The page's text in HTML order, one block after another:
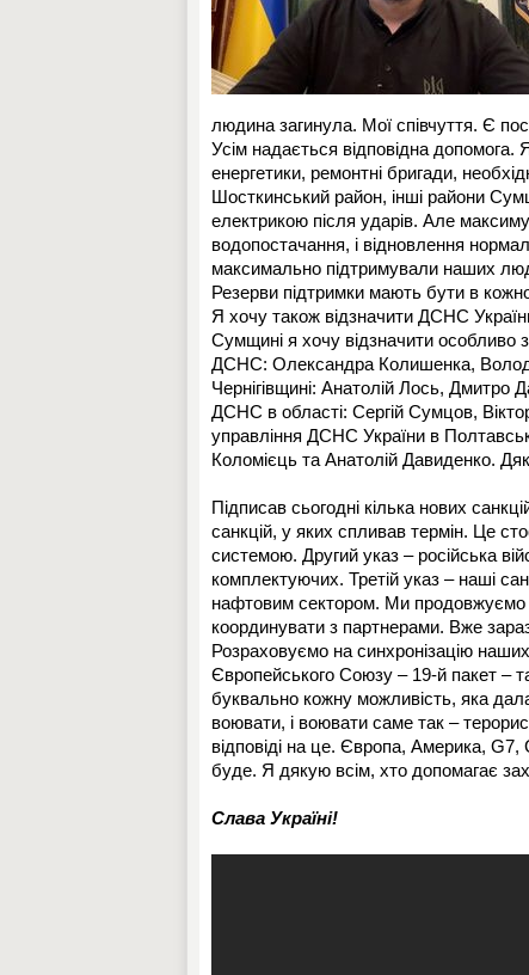
людина загинула. Мої співчуття. Є
Усім надається відповідна
енергетики, ремонтні бригади,
Шосткинський район, інші райони
електрикою після ударів. Але
водопостачання, і відновлення
максимально підтримували наших
Резерви підтримки мають бути в
Я хочу також відзначити ДСНС
Сумщині я хочу відзначити особливо
ДСНС: Олександра Колишенка,
Чернігівщині: Анатолій Лось,
ДСНС в області: Сергій Сумцов,
управління ДСНС України в
Коломієць та Анатолій Давиденко.
Підписав сьогодні кілька нових
санкцій, у яких спливав термін. Це
системою. Другий указ – російська
комплектуючих. Третій указ – наші
нафтовим сектором. Ми продовжуємо
координувати з партнерами. Вже
Розраховуємо на синхронізацію
Європейського Союзу – 19-й пакет –
буквально кожну можливість, яка
воювати, і воювати саме так –
відповіді на це. Європа, Америка,
буде. Я дякую всім, хто допомагає
Слава Україні!